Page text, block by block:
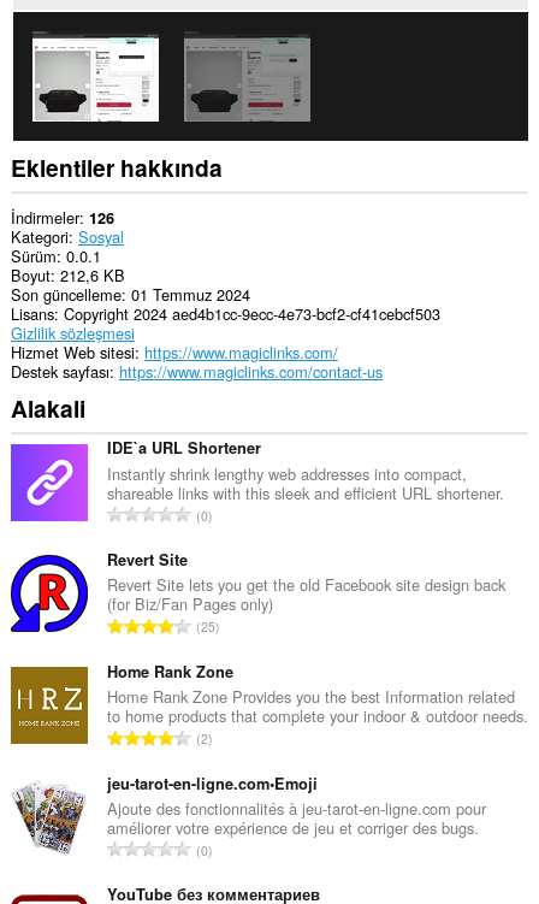
Eklentiler hakkında
İndirmeler 126
Kategori Sosyal
Sürüm 0.0.1
Boyut 212,6 KB
Son güncelleme 01 Temmuz 2024
Lisans Copyright 2024 aed4b1cc-9ecc-4e73-bcf2-cf41cebcf503
Gizlilik sözleşmesi
Hizmet Web sitesi https://www.magiclinks.com/
Destek sayfası https://www.magiclinks.com/contact-us
Alakali
IDE`a URL Shortener
Instantly shrink lengthy web addresses into compact,
shareable links with this sleek and efficient URL shortener.
T
l
a
m
y
s
a
y
ı
s
ı
:
0
Revert Site
Revert Site lets you get the old Facebook site design back
(for Biz/Fan Pages only)
T
p
l
a
m
y
s
a
y
ı
25
Home Rank Zone
Home Rank Zone Provides you the best Information related
to home products that complete your indoor & outdoor needs.
T
p
l
a
m
2
jeu-tarot-en-ligne.com•Emoji
Ajoute des fonctionnalités à jeu-tarot-en-ligne.com pour
améliorer votre expérience de jeu et corriger des bugs.
T
p
0
YouTube без комментариев